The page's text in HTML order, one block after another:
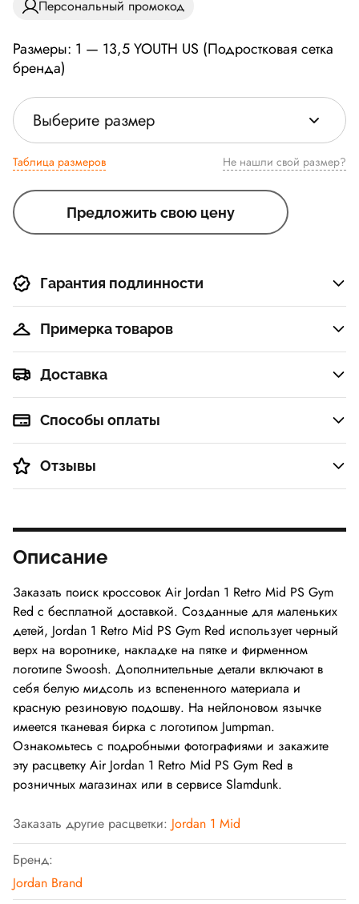
Персональный промокод
Размеры: 1 — 13,5 YOUTH US (Подростковая сетка
бренда)
Выберите размер
Таблица размеров Не нашли свой размер?
Предложить свою цену
Гарантия подлинности
Примерка товаров
Доставка
Способы оплаты
Отзывы
Описание
Заказать поиск кроссовок Air Jordan 1 Retro Mid PS Gym
Red с бесплатной доставкой. Созданные для маленьких
детей, Jordan 1 Retro Mid PS Gym Red использует черный
верх на воротнике, накладке на пятке и фирменном
логотипе Swoosh. Дополнительные детали включают в
себя белую мидсоль из вспененного материала и
красную резиновую подошву. На нейлоновом язычке
имеется тканевая бирка с логотипом Jumpman.
Ознакомьтесь с подробными фотографиями и закажите
эту расцветку Air Jordan 1 Retro Mid PS Gym Red в
розничных магазинах или в сервисе Slamdunk.
Заказать другие расцветки: Jordan 1 Mid
Бренд:
Jordan Brand